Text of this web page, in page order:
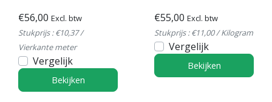
€56,00 Excl. btw
Stukprijs : €10,37 /
Vierkante meter
Vergelijk
Bekijken
€55,00 Excl. btw
Stukprijs : €11,00 / Kilogram
Vergelijk
Bekijken